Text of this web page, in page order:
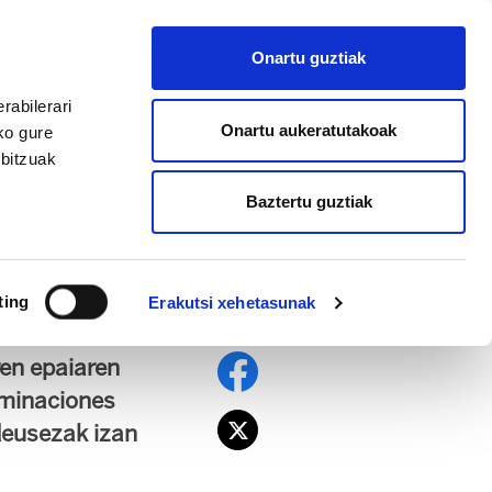
gure
Erakutsi xehetasunak
Onartu guztiak
Onartu aukeratutakoak
Baztertu guztiak
AFILIATU
enpresako
epaiaren
izan